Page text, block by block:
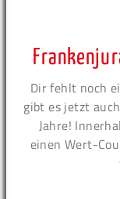
Dir fehlt noch
gibt es jetzt
Jahre!
einen Wert-